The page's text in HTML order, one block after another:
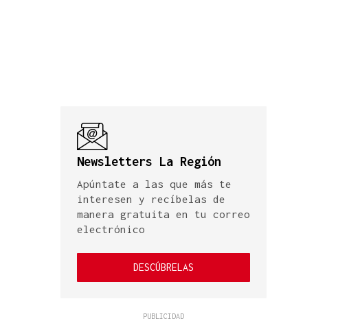
Newsletters La Región
Apúntate a las que más te
interesen y recíbelas de
manera gratuita en tu correo
electrónico
DESCÚBRELAS